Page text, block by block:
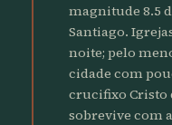
magnitude 8.5
Santiago.
noite; pelo
cidade com
crucifixo Cristo
sobrevive com